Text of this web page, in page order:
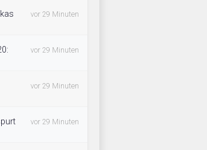
vor 29 Minuten
vor 29 Minuten
vor 29 Minuten
vor 29 Minuten